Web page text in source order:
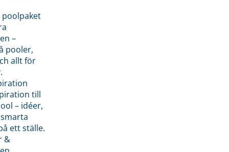
–
pooler,
allt för
till
– idéer,
ett ställe.
&